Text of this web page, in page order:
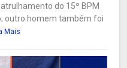
do 15º BPM
outro homem também foi
Mais